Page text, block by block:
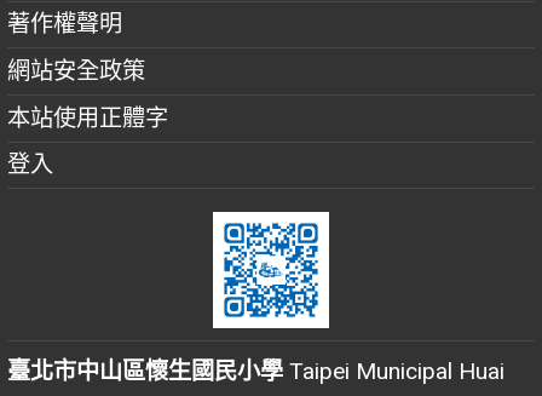
著作權聲明
網站安全政策
本站使用正體字
登入
臺北市中山區懷生國民小學 Taipei Municipal Huai